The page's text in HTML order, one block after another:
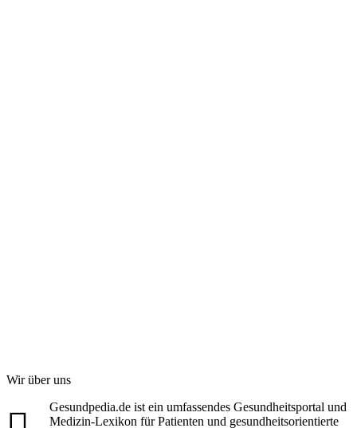
Wir über uns
Gesundpedia.de ist ein umfassendes Gesundheitsportal und
Medizin-Lexikon für Patienten und gesundheitsorientierte